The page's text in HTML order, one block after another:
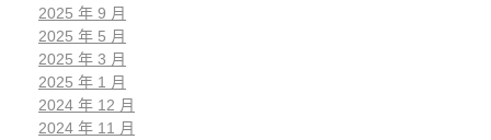
2025 年 9 月
2025 年 5 月
2025 年 3 月
2025 年 1 月
2024 年 12 月
2024 年 11 月